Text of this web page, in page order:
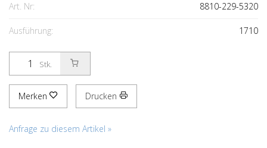
Art. Nr: 8810-229-5320
Ausführung: 1710
Stk.
Merken Drucken
Anfrage zu diesem Artikel »